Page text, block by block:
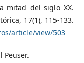
mitad del siglo XX.
17(1), 115-133.
article/view/503
Peuser.